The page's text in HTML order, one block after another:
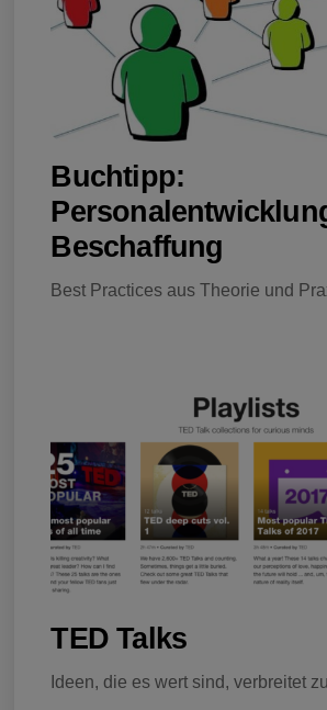
Buchtipp:
Beschaffung
Best Practices aus Theorie und
TED Talks
Ideen, die es wert sind, verbreitet